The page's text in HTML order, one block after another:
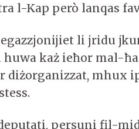
l-Kap però lanqas
li jridu
każ ieħor mal-
diżorganizzat, mhux
persuni fil-